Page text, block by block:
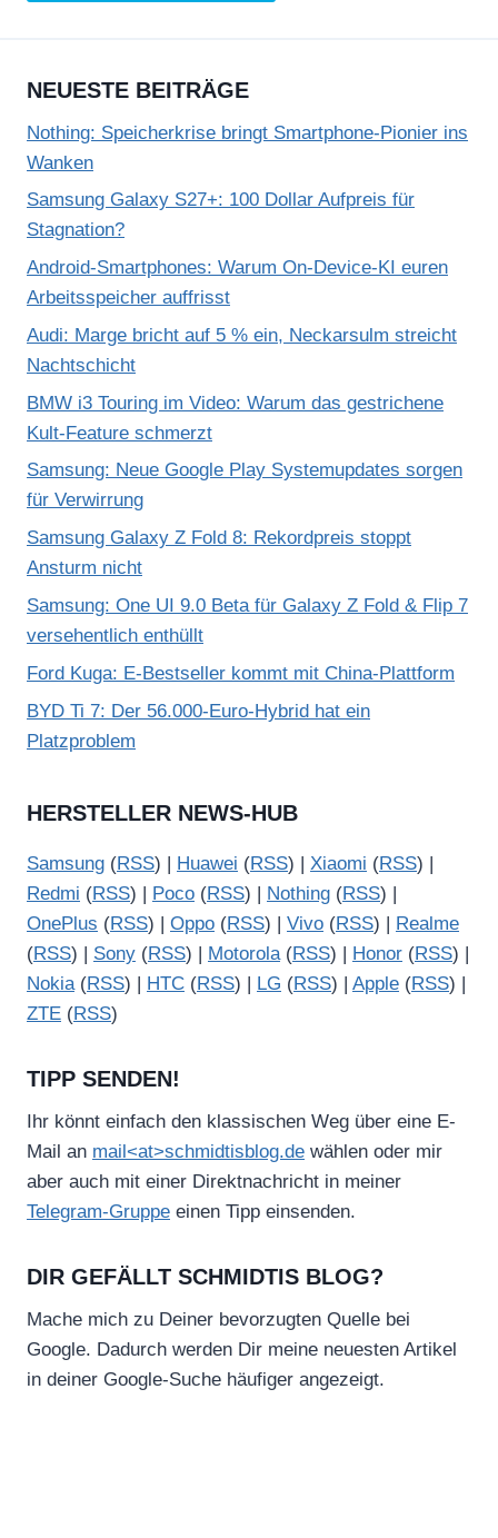
NEUESTE BEITRÄGE
Nothing: Speicherkrise bringt Smartphone-Pionier ins
Wanken
Samsung Galaxy S27+: 100 Dollar Aufpreis für
Stagnation?
Android-Smartphones: Warum On-Device-KI euren
Arbeitsspeicher auffrisst
Audi: Marge bricht auf 5 % ein, Neckarsulm streicht
Nachtschicht
BMW i3 Touring im Video: Warum das gestrichene
Kult-Feature schmerzt
Samsung: Neue Google Play Systemupdates sorgen
für Verwirrung
Samsung Galaxy Z Fold 8: Rekordpreis stoppt
Ansturm nicht
Samsung: One UI 9.0 Beta für Galaxy Z Fold & Flip 7
versehentlich enthüllt
Ford Kuga: E-Bestseller kommt mit China-Plattform
BYD Ti 7: Der 56.000-Euro-Hybrid hat ein
Platzproblem
HERSTELLER NEWS-HUB
Samsung (RSS) | Huawei (RSS) | Xiaomi (RSS) |
Redmi (RSS) | Poco (RSS) | Nothing (RSS) |
OnePlus (RSS) | Oppo (RSS) | Vivo (RSS) |
Realme
(RSS) | Sony (RSS) | Motorola(RSS) | Honor (RSS) |
Nokia(RSS) | HTC (RSS) | LG (RSS) | Apple (RSS) |
ZTE (RSS)
TIPP SENDEN!
Ihr könnt einfach den klassischen Weg über eine E-
Mail an mail<at>schmidtisblog.de wählen oder mir
aber auch mit einer Direktnachricht in meiner
Telegram-Gruppe einen Tipp einsenden.
DIR GEFÄLLT SCHMIDTIS BLOG?
Mache mich zu Deiner bevorzugten Quelle bei
Google. Dadurch werden Dir meine neuesten Artikel
in deiner Google-Suche häufiger angezeigt.